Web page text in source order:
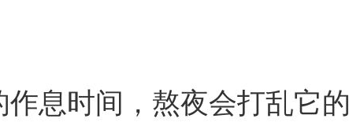
作息时间，熬夜会打乱它的